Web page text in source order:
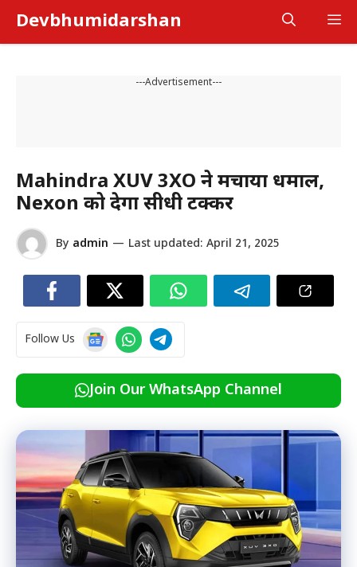
content
Devbhumidarshan
---Advertisement---
Mahindra XUV 3XO ने मचाया धमाल,
Nexon को देगा सीधी टक्कर
By admin — Last updated: April 21, 2025
Follow Us
Join Our WhatsApp Channel